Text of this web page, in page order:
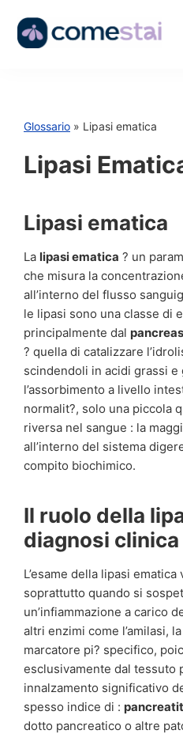
Glossario » Lipasi ematica
Lipasi
Lipasi ematica
La lipasi ematica ? un
che misura la
all’interno del flusso
le lipasi sono una classe di
principalmente dal pancreas
? quella di catalizzare
scindendoli in acidi grassi
l’assorbimento a livello
normalit?, solo una piccola
riversa nel sangue : la
all’interno del sistema
compito biochimico.
Il ruolo della
diagnosi clinica
L’esame della lipasi
soprattutto quando si
un’infiammazione a carico
altri enzimi come l’amilasi,
marcatore pi? specifico,
esclusivamente dal tessuto
innalzamento significativo
spesso indice di :
dotto pancreatico o altre